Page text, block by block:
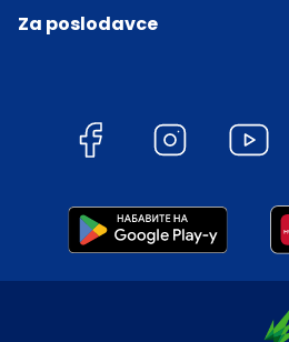
Za poslodavce